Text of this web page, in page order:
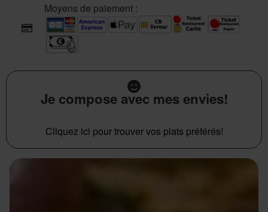
Moyens de paiement :
Je compose avec mes envies!
Cliquez ici pour trouver vos plats préférés!